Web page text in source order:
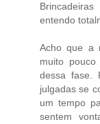
entendo
Acho que a
muito
dessa fase.
julgadas se
um tempo
sentem